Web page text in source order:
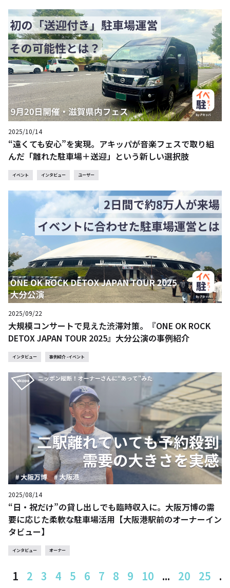
2025/10/14
“遠くても安心”を実現。アキッパが音楽フェスで取り組
んだ「離れた駐車場＋送迎」という新しい選択肢
イベント インタビュー ユーザー
2025/09/22
大規模コンサートで見えた渋滞対策。『ONE OK ROCK
DETOX JAPAN TOUR 2025』大分公演の事例紹介
インタビュー 事例紹介 -イベント
2025/08/14
“日・祝だけ”の貸し出しでも臨時収入に。大阪万博の需
要に応じた柔軟な駐車場活用【大阪港駅前のオーナーイン
タビュー】
インタビュー オーナー
1 2 3 4 5 6 7 8 9 10 ... 20 25
.